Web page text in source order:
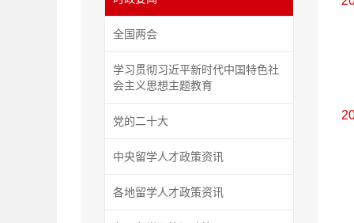
全国两会
学习贯彻习近平新时代中国特色社
会主义思想主题教育
党的二十大
中央留学人才政策资讯
各地留学人才政策资讯